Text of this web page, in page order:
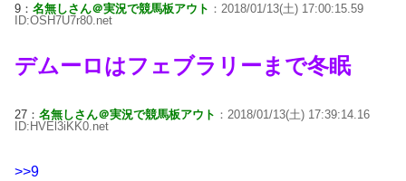
9： 名無しさん＠実況で競馬板アウト ：2018/01/13(土) 17:00:15.59
ID:OSH7U7r80.net
デムーロはフェブラリーまで冬眠
27： 名無しさん＠実況で競馬板アウト ：2018/01/13(土) 17:39:14.16
ID:HVEl3iKK0.net
>>9